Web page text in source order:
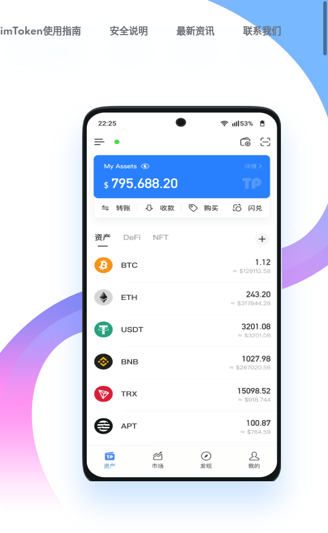
imToken使用指南 安全说明 最新资讯 联系我们